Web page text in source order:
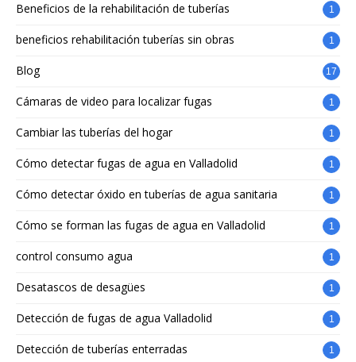
Beneficios de la rehabilitación de tuberías 1
beneficios rehabilitación tuberías sin obras 1
Blog 17
Cámaras de video para localizar fugas 1
Cambiar las tuberías del hogar 1
Cómo detectar fugas de agua en Valladolid 1
Cómo detectar óxido en tuberías de agua sanitaria 1
Cómo se forman las fugas de agua en Valladolid 1
control consumo agua 1
Desatascos de desagües 1
Detección de fugas de agua Valladolid 1
Detección de tuberías enterradas 1